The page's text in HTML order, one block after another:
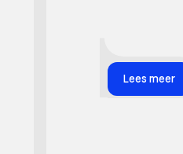
Lees meer